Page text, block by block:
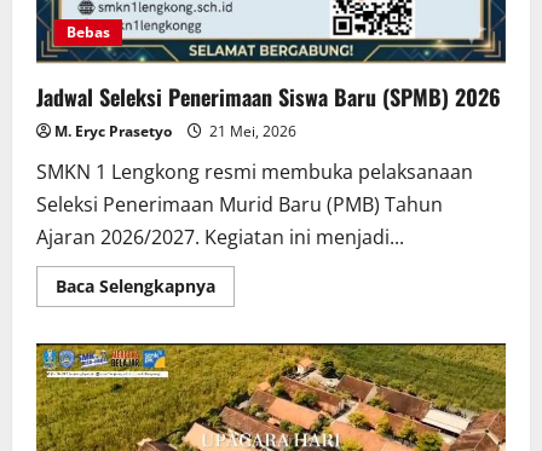
Bebas
Jadwal Seleksi Penerimaan Siswa Baru (SPMB) 2026
M. Eryc Prasetyo 21 Mei, 2026
SMKN 1 Lengkong resmi membuka pelaksanaan
Seleksi Penerimaan Murid Baru (PMB) Tahun
Ajaran 2026/2027. Kegiatan ini menjadi...
Baca SelengkapnyaRead
more
Seleksi
Penerimaan
Siswa
Baru
(SPMB)
2026